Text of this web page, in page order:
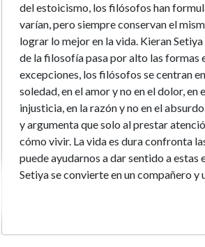
del estoicismo, los filósofos han
varían, pero siempre conservan el
lograr lo mejor en la vida. Kieran
de la filosofía pasa por alto las formas
excepciones, los filósofos se centran
soledad, en el amor y no en el dolor,
injusticia, en la razón y no en el
y argumenta que solo al prestar
cómo vivir. La vida es dura confronta
puede ayudarnos a dar sentido a
Setiya se convierte en un compañero y
ofrece la filosofía pueden ayudar a